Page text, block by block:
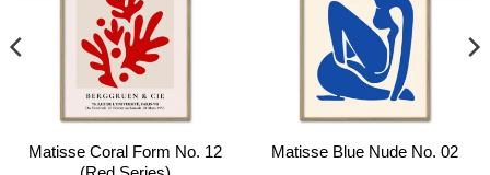
Matisse Coral Form No. 12
Matisse Blue Nude No. 02